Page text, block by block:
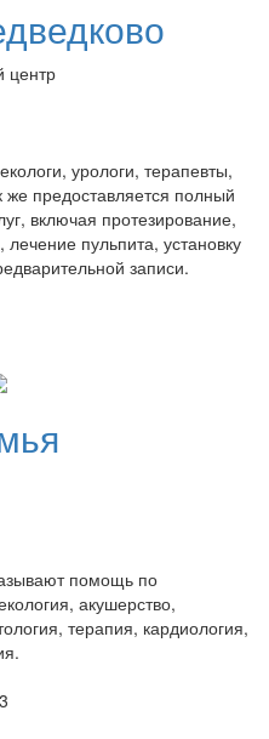
центр
урологи, терапевты,
же предоставляется полный
включая протезирование,
пульпита, установку
записи.
помощь по
акушерство,
терапия, кардиология,